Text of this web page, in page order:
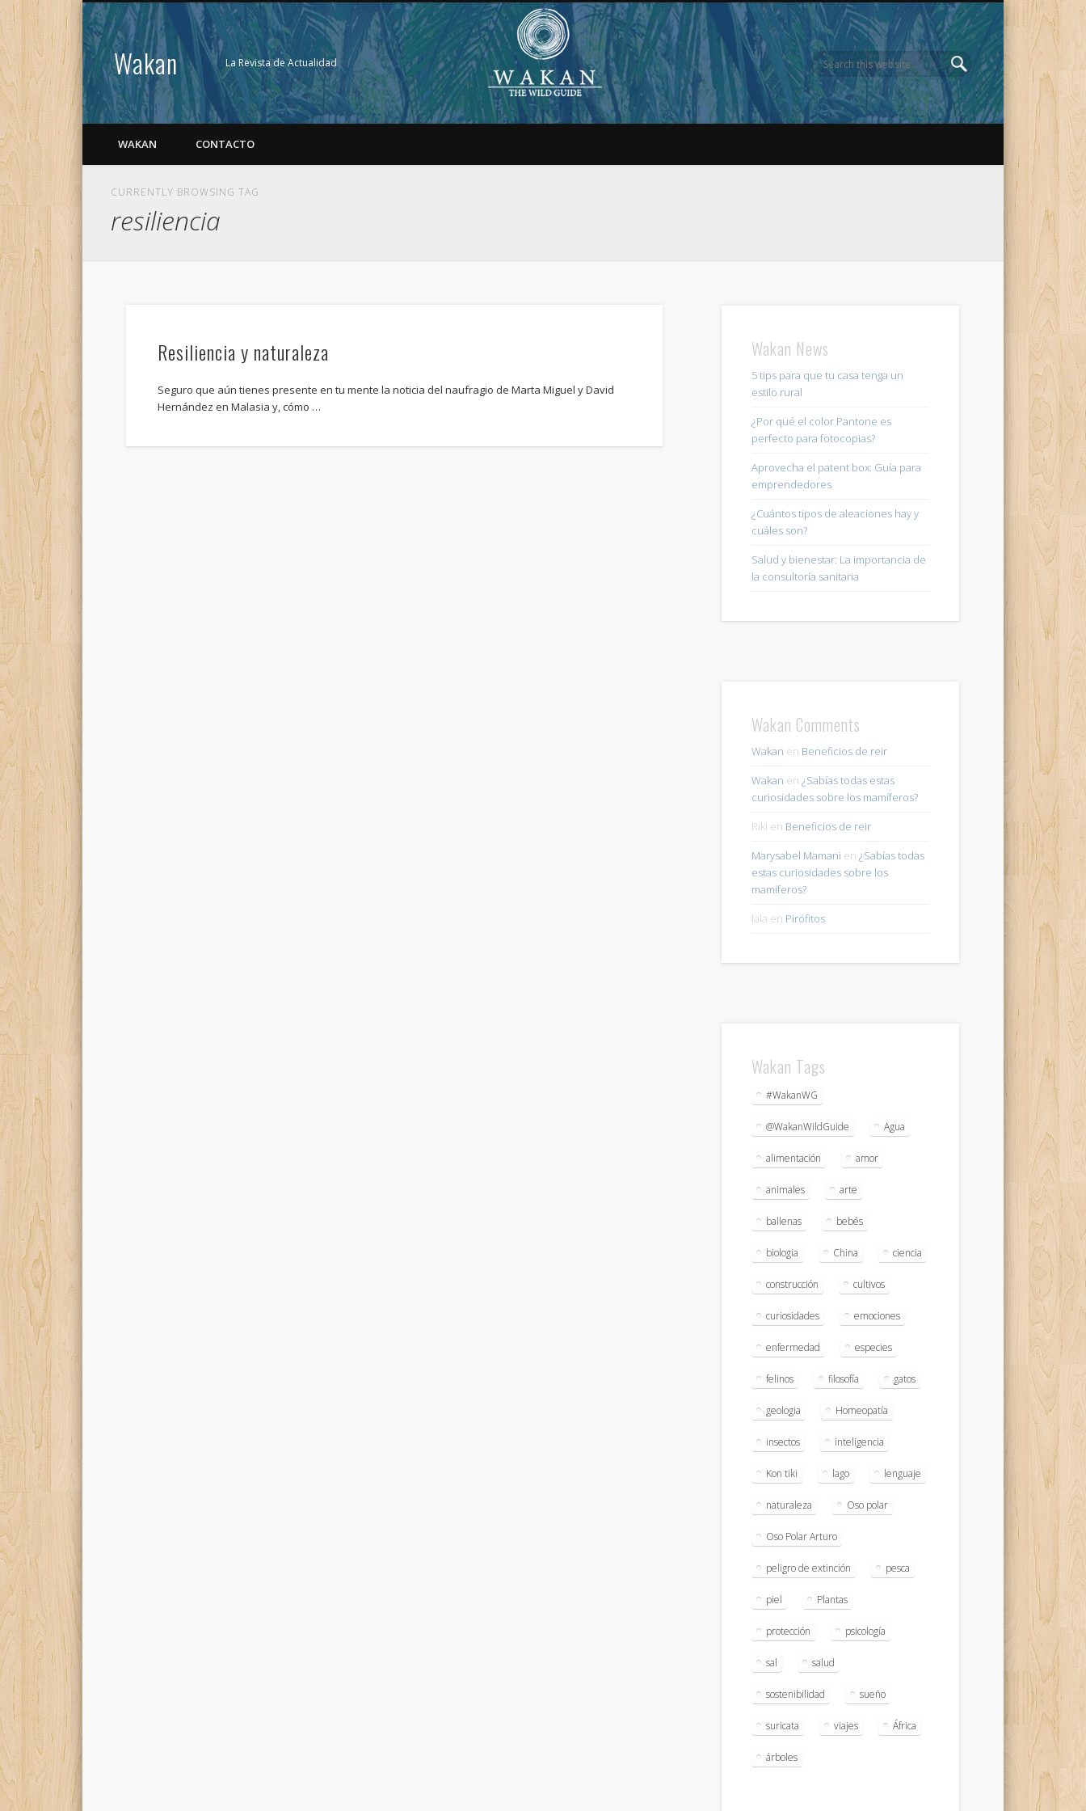
Wakan La Revista de Actualidad
WAKAN CONTACTO
CURRENTLY BROWSING TAG
resiliencia
Resiliencia y naturaleza
Seguro que aún tienes presente en tu mente la noticia del naufragio de Marta Miguel y David
Hernández en Malasia y, cómo …
Wakan News
5 tips para que tu casa tenga un
estilo rural
¿Por qué el color Pantone es
perfecto para fotocopias?
Aprovecha el patent box: Guía para
emprendedores
¿Cuántos tipos de aleaciones hay y
cuáles son?
Salud y bienestar: La importancia de
la consultoría sanitaria
Wakan Comments
Wakan en Beneficios de reir
Wakan en ¿Sabías todas estas
curiosidades sobre los mamíferos?
Riki en Beneficios de reir
Marysabel Mamani en ¿Sabías todas
estas curiosidades sobre los
mamíferos?
lala en Pirófitos
Wakan Tags
#WakanWG
@WakanWildGuide Agua
alimentación amor
animales arte
ballenas bebés
biologia China ciencia
construcción cultivos
curiosidades emociones
enfermedad especies
felinos filosofía gatos
geologia Homeopatía
insectos inteligencia
Kon tiki lago lenguaje
naturaleza Oso polar
Oso Polar Arturo
peligro de extinción pesca
piel Plantas
protección psicología
sal salud
sostenibilidad sueño
suricata viajes África
árboles